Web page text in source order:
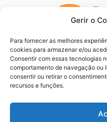
Gerir o
Para fornecer as melhores
cookies para armazenar e/ou
Consentir com essas tecnologias
comportamento de navegação ou
consentir ou retirar o
recursos e funções.